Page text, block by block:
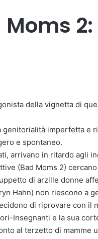
della vignetta di
genitorialità imperfetta e
e spontaneo.
arrivano in ritardo agli
(Bad Moms 2)
di arzille donne
Hahn) non riescono a
di riprovare con il
Insegnanti e la sua
al terzetto di mamme